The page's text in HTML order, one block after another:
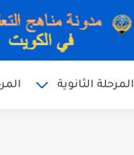
المرحلة الثانوية